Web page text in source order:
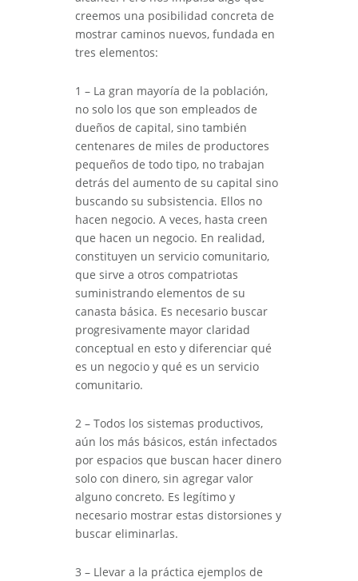
creemos una posibilidad concreta de
mostrar caminos nuevos, fundada en
tres elementos:
1 – La gran mayoría de la población,
no solo los que son empleados de
dueños de capital, sino también
centenares de miles de productores
pequeños de todo tipo, no trabajan
detrás del aumento de su capital sino
buscando su subsistencia. Ellos no
hacen negocio. A veces, hasta creen
que hacen un negocio. En realidad,
constituyen un servicio comunitario,
que sirve a otros compatriotas
suministrando elementos de su
canasta básica. Es necesario buscar
progresivamente mayor claridad
conceptual en esto y diferenciar qué
es un negocio y qué es un servicio
comunitario.
2 – Todos los sistemas productivos,
aún los más básicos, están infectados
por espacios que buscan hacer dinero
solo con dinero, sin agregar valor
alguno concreto. Es legítimo y
necesario mostrar estas distorsiones y
buscar eliminarlas.
3 – Llevar a la práctica ejemplos de